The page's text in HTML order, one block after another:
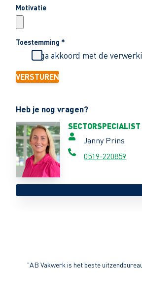
Motivatie
Toestemming *
Ik ga akkoord met de
VERSTUREN
Heb je nog vragen?
Janny Prins
0519-220859
"AB Vakwerk is het beste